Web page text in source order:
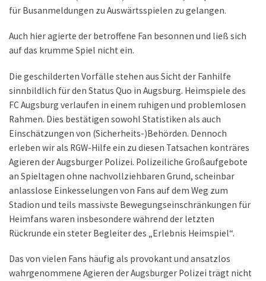
für Busanmeldungen zu Auswärtsspielen zu gelangen.
Auch hier agierte der betroffene Fan besonnen und ließ sich
auf das krumme Spiel nicht ein.
Die geschilderten Vorfälle stehen aus Sicht der Fanhilfe
sinnbildlich für den Status Quo in Augsburg. Heimspiele des
FC Augsburg verlaufen in einem ruhigen und problemlosen
Rahmen. Dies bestätigen sowohl Statistiken als auch
Einschätzungen von (Sicherheits-)Behörden. Dennoch
erleben wir als RGW-Hilfe ein zu diesen Tatsachen konträres
Agieren der Augsburger Polizei. Polizeiliche Großaufgebote
an Spieltagen ohne nachvollziehbaren Grund, scheinbar
anlasslose Einkesselungen von Fans auf dem Weg zum
Stadion und teils massivste Bewegungseinschränkungen für
Heimfans waren insbesondere während der letzten
Rückrunde ein steter Begleiter des „Erlebnis Heimspiel“.
Das von vielen Fans häufig als provokant und ansatzlos
wahrgenommene Agieren der Augsburger Polizei trägt nicht